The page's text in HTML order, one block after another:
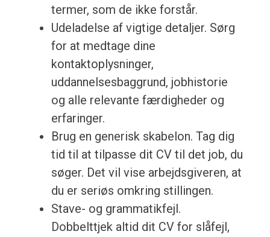
termer, som de ikke forstår.
Udeladelse af vigtige detaljer. Sørg
for at medtage dine
kontaktoplysninger,
uddannelsesbaggrund, jobhistorie
og alle relevante færdigheder og
erfaringer.
Brug en generisk skabelon. Tag dig
tid til at tilpasse dit CV til det job, du
søger. Det vil vise arbejdsgiveren, at
du er seriøs omkring stillingen.
Stave- og grammatikfejl.
Dobbelttjek altid dit CV for slåfejl,